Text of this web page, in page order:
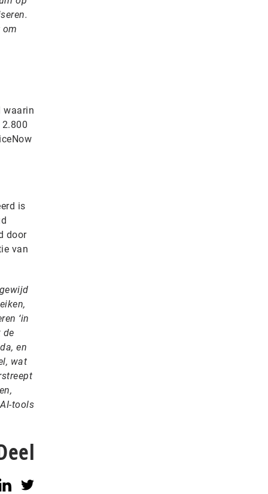
om
waarin
is
door
van
‘in
de
en
wat
tools